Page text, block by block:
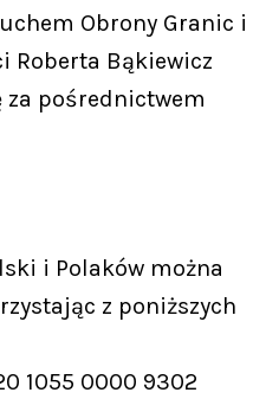
Obrony Granic i
Roberta Bąkiewicz
pośrednictwem
i Polaków można
z poniższych
1055 0000 9302